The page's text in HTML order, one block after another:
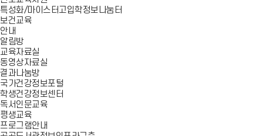
특성화/마이스터고입학정보나눔터
보건교육
안내
알림방
교육자료실
동영상자료실
결과나눔방
국가건강정보포털
학생건강정보센터
독서인문교육
평생교육
프로그램안내